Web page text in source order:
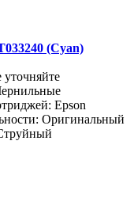
(Cyan)
Epson
Оригинальный